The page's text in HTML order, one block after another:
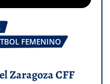
FEMENINO
Zaragoza CFF